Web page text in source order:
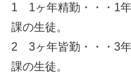
1 1ヶ年精勤・・・1
課の生徒。
2 3ヶ年皆勤・・・3
課の生徒。